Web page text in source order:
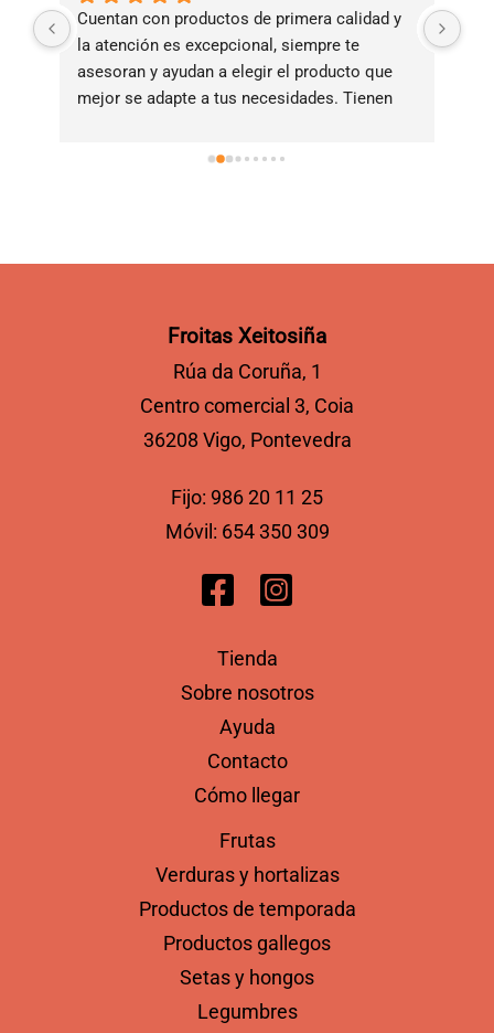
Cuentan con productos de primera calidad y
la atención es excepcional, siempre te
asesoran y ayudan a elegir el producto que
mejor se adapte a tus necesidades. Tienen
Froitas Xeitosiña
Rúa da Coruña, 1
Centro comercial 3, Coia
36208 Vigo, Pontevedra
Fijo: 986 20 11 25
Móvil: 654 350 309
Tienda
Sobre nosotros
Ayuda
Contacto
Cómo llegar
Frutas
Verduras y hortalizas
Productos de temporada
Productos gallegos
Setas y hongos
Legumbres